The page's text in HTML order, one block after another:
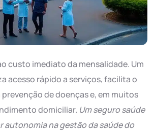
custo imediato da mensalidade. Um
acesso rápido a serviços, facilita o
de doenças e, em muitos
domiciliar. Um seguro saúde
na gestão da saúde do